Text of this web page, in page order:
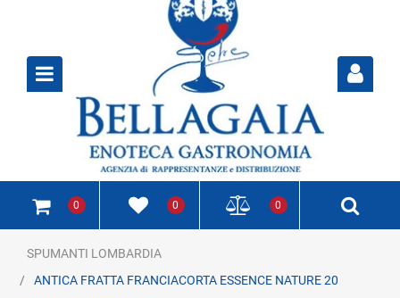
0 0 0
SPUMANTI LOMBARDIA
ANTICA FRATTA FRANCIACORTA ESSENCE NATURE 20